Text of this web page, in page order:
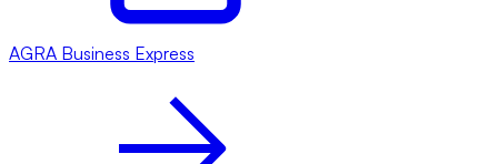
AGRA Business Express